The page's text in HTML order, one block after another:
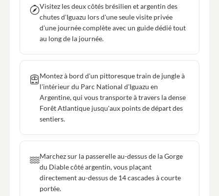
Visitez les deux côtés brésilien et argentin des
chutes d'Iguazu lors d'une seule visite privée
d'une journée complète avec un guide dédié tout
au long de la journée.
Montez à bord d'un pittoresque train de jungle à
l'intérieur du Parc National d'Iguazu en
Argentine, qui vous transporte à travers la dense
Forêt Atlantique jusqu'aux points de départ des
sentiers.
Marchez sur la passerelle au-dessus de la Gorge
du Diable côté argentin, vous plaçant
directement au-dessus de 14 cascades à courte
portée.